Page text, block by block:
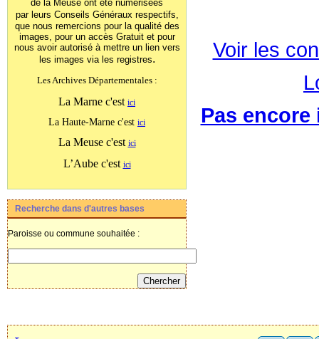
de la Meuse ont été numérisées
par leurs Conseils Généraux respectifs,
que nous remercions pour la qualité des
images, pour un accès Gratuit et pour
nous avoir autorisé à mettre un lien vers
les images via les registres.
Les Archives Départementales :
La Marne c'est ici
La Haute-Marne c'est ici
La Meuse c'est ici
L’Aube c'est ici
Recherche dans d'autres bases
Paroisse ou commune souhaitée :
Voir les
Pas